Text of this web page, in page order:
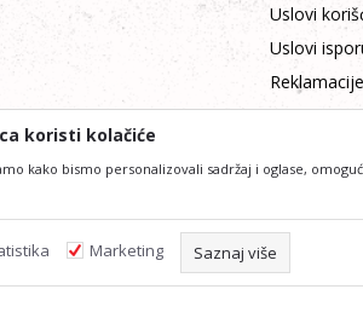
Uslovi
Uslovi
Reklamacije
Plaćanje
u opisu proizvoda, prikazu slika i samih cijena,
da su dostupni u svakom trenutku.
koristi kolačiće
kako bismo personalizovali sadržaj i oglase,
Marketing Saznaj više